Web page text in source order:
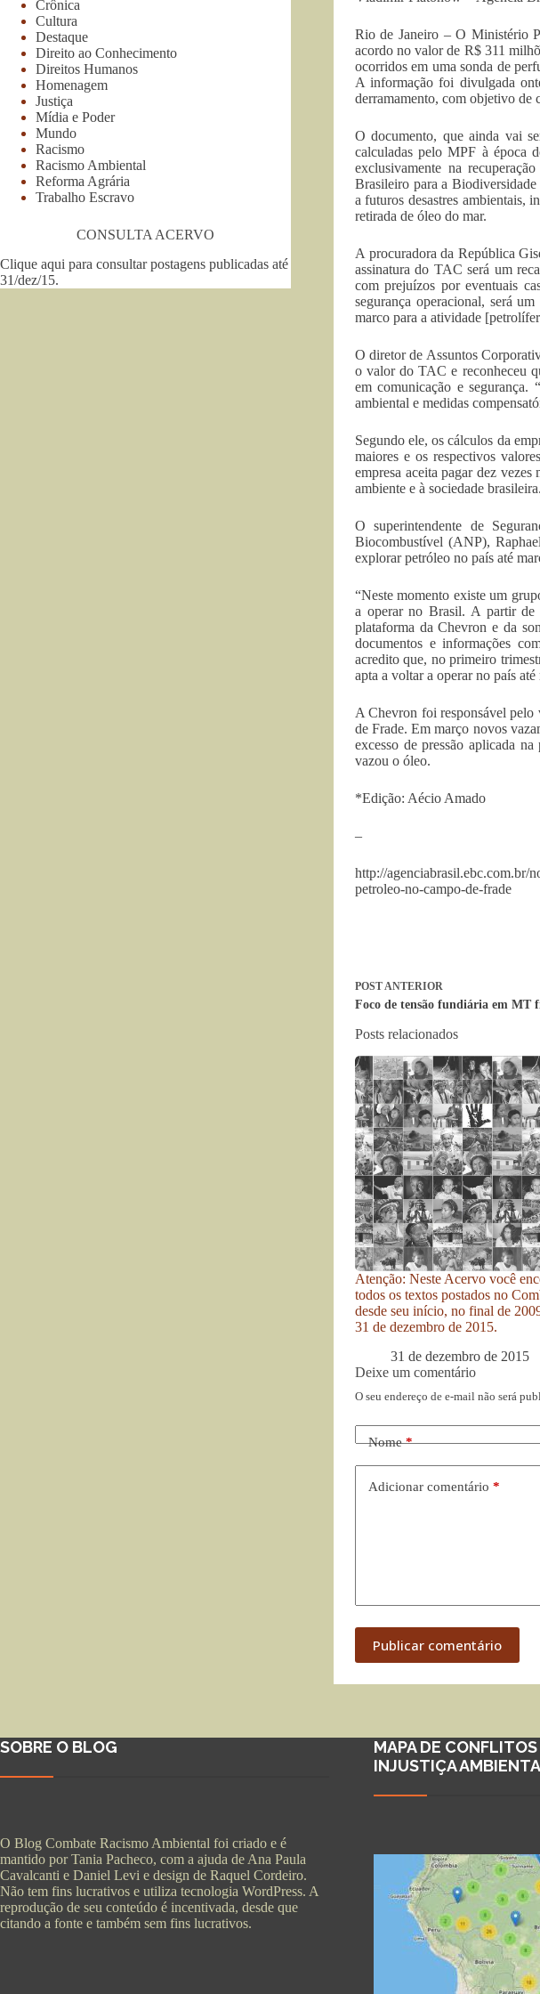
Rio de Janeiro – O Ministério
acordo no valor de R$ 311
ocorridos em uma sonda de
A informação foi divulgada
derramamento, com objetivo de
O documento, que ainda vai
calculadas pelo MPF à época
exclusivamente na
Brasileiro para a
a futuros desastres ambientais,
retirada de óleo do mar.
A procuradora da República
assinatura do TAC será um
com prejuízos por eventuais
segurança operacional, será
marco para a atividade
O diretor de Assuntos
o valor do TAC e reconheceu
em comunicação e segurança.
ambiental e medidas
Segundo ele, os cálculos da
maiores e os respectivos
empresa aceita pagar dez
ambiente e à sociedade brasileira.
O superintendente de
Biocombustível (ANP),
explorar petróleo no país até
“Neste momento existe um
a operar no Brasil. A partir de
plataforma da Chevron e da
documentos e informações
acredito que, no primeiro
apta a voltar a operar no país
A Chevron foi responsável pelo
de Frade. Em março novos
excesso de pressão aplicada
vazou o óleo.
*Edição: Aécio Amado
–
http://agenciabrasil.ebc.com.br/
petroleo-no-campo-de-frade
POSTANTERIOR
Foco de tensão fundiária em MT
Posts relacionados
Atenção: Neste Acervo você
todos os textos postados no
desde seu início, no final de
31 de dezembro de 2015.
31 de dezembro de 2015
Deixe um comentário
O seu endereço de e-mail não será
Nome*
Adicionar comentário *
Publicar comentário
Crônica
Cultura
Destaque
Direito ao Conhecimento
Direitos Humanos
Homenagem
Justiça
Mídia e Poder
Mundo
Racismo
Racismo Ambiental
Reforma Agrária
Trabalho Escravo
CONSULTA ACERVO
Clique aqui para consultar postagens publicadas até
31/dez/15.
SOBRE O BLOG
O Blog Combate Racismo Ambiental foi criado e é
mantido por Tania Pacheco, com a ajuda de Ana Paula
Cavalcanti e Daniel Levi e design de Raquel Cordeiro.
Não tem fins lucrativos e utiliza tecnologia WordPress. A
reprodução de seu conteúdo é incentivada, desde que
citando a fonte e também sem fins lucrativos.
MAPA DE
INJUSTIÇA